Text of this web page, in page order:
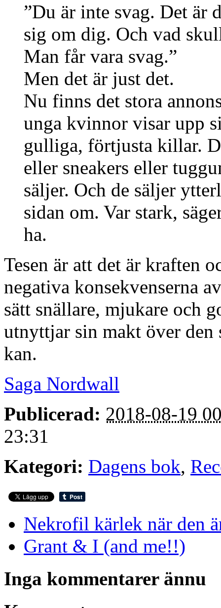
”Du är inte svag. Det är
sig om dig. Och vad
Man får vara svag.”
Men det är just det.
Nu finns det stora
unga kvinnor visar upp
gulliga, förtjusta killar.
eller sneakers eller
säljer. Och de säljer
sidan om. Var stark,
ha.
Tesen är att det är kraften
negativa konsekvenserna
sätt snällare, mjukare och
utnyttjar sin makt över den
kan.
Saga Nordwall
Publicerad: 2018-08-19
23:31
Kategori: Dagens bok,
Nekrofil kärlek när den
Grant & I (and me!!)
Inga kommentarer ännu